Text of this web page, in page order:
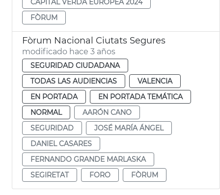
FÒRUM
Fòrum Nacional Ciutats Segures
modificado hace 3 años
SEGURIDAD CIUDADANA
TODAS LAS AUDIENCIAS
VALENCIA
EN PORTADA
EN PORTADA TEMÁTICA
NORMAL
AARÓN CANO
SEGURIDAD
JOSÉ MARÍA ÁNGEL
DANIEL CASARES
FERNANDO GRANDE MARLASKA
SEGIRETAT
FORO FÒRUM